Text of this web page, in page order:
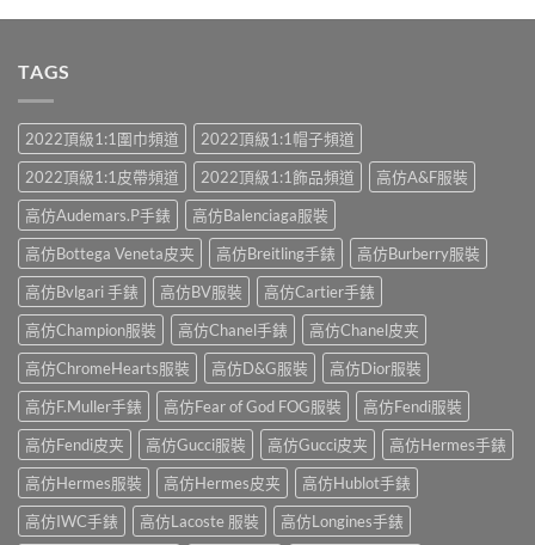
TAGS
2022頂級1:1圍巾頻道
2022頂級1:1帽子頻道
2022頂級1:1皮帶頻道
2022頂級1:1飾品頻道
高仿A&F服裝
高仿Audemars.P手錶
高仿Balenciaga服裝
高仿Bottega Veneta皮夹
高仿Breitling手錶
高仿Burberry服裝
高仿Bvlgari 手錶
高仿BV服裝
高仿Cartier手錶
高仿Champion服裝
高仿Chanel手錶
高仿Chanel皮夹
高仿ChromeHearts服裝
高仿D&G服裝
高仿Dior服裝
高仿F.Muller手錶
高仿Fear of God FOG服裝
高仿Fendi服裝
高仿Fendi皮夹
高仿Gucci服裝 高仿Gucci皮夹
高仿Hermes手錶
高仿Hermes服裝
高仿Hermes皮夹
高仿Hublot手錶
高仿IWC手錶
高仿Lacoste 服裝 高仿Longines手錶